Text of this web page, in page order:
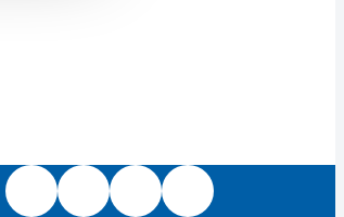
FacebookInstagramLinkedIn Youtube